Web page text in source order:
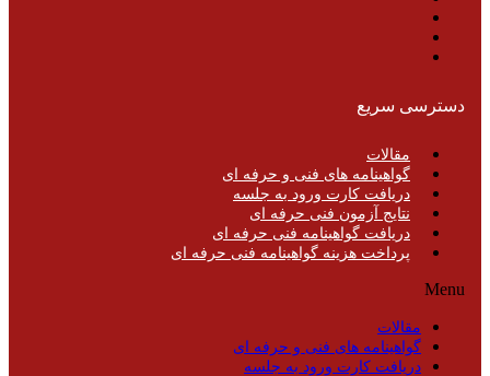
دسترسی سریع
مقالات
گواهینامه های فنی و حرفه ای
دریافت کارت ورود به جلسه
نتایج آزمون فنی حرفه ای
دریافت گواهینامه فنی حرفه ای
پرداخت هزینه گواهینامه فنی حرفه ای
Menu
مقالات
گواهینامه های فنی و حرفه ای
دریافت کارت ورود به جلسه